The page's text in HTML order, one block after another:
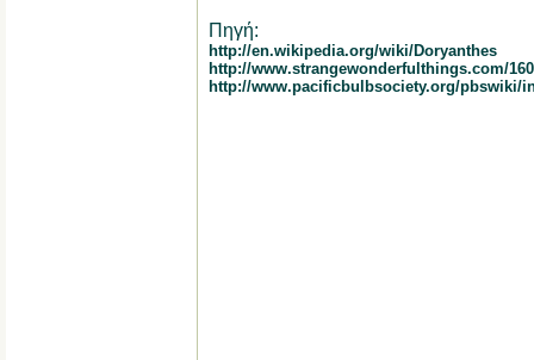
Πηγή:
http://en.wikipedia.org/wiki/Doryanthes
http://www.strangewonderfulthings.com/
http://www.pacificbulbsociety.org/pbswiki/